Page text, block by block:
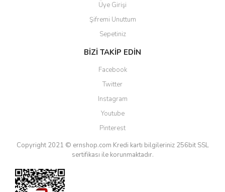
Üye Girişi
Şifremi Unuttum
Sepetiniz
BİZİ TAKİP EDİN
Facebook
Twitter
Instagram
Youtube
Pinterest
Copyright 2021 © ernshop.com Kredi kartı bilgileriniz 256bit SSL
sertifikası ile korunmaktadır.